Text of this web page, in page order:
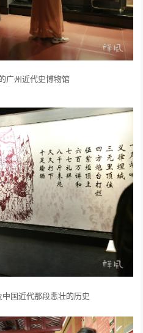
广州近代史博物馆
国近代那段悲壮的历史